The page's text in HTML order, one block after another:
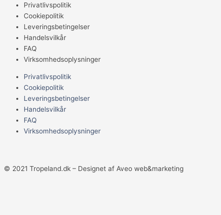
Privatlivspolitik
Cookiepolitik
Leveringsbetingelser
Handelsvilkår
FAQ
Virksomhedsoplysninger
Privatlivspolitik
Cookiepolitik
Leveringsbetingelser
Handelsvilkår
FAQ
Virksomhedsoplysninger
© 2021 Tropeland.dk – Designet af Aveo web&marketing